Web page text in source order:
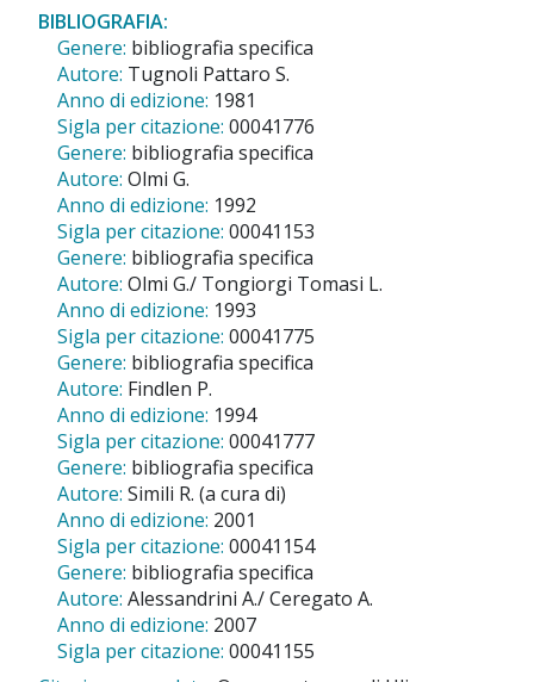
BIBLIOGRAFIA:
Genere: bibliografia specifica
Autore: Tugnoli Pattaro S.
Anno di edizione: 1981
Sigla per citazione: 00041776
Genere: bibliografia specifica
Autore: Olmi G.
Anno di edizione: 1992
Sigla per citazione: 00041153
Genere: bibliografia specifica
Autore: Olmi G./ Tongiorgi Tomasi L.
Anno di edizione: 1993
Sigla per citazione: 00041775
Genere: bibliografia specifica
Autore: Findlen P.
Anno di edizione: 1994
Sigla per citazione: 00041777
Genere: bibliografia specifica
Autore: Simili R. (a cura di)
Anno di edizione: 2001
Sigla per citazione: 00041154
Genere: bibliografia specifica
Autore: Alessandrini A./ Ceregato A.
Anno di edizione: 2007
Sigla per citazione: 00041155